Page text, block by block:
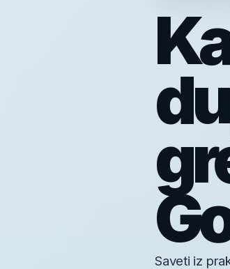
Saveti iz